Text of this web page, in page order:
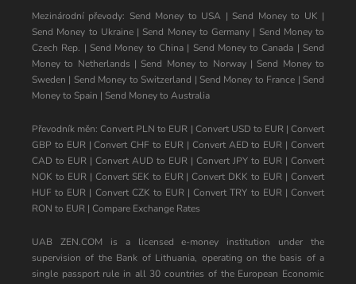
Mezinárodní převody: Send Money to USA | Send Money to UK |
Send Money to Ukraine| Send Money to Germany | Send Money to
Czech Rep. | Send Money to China| Send Money to Canada | Send
Money to Netherlands | Send Money to Norway| Send Money to
Sweden | Send Money to Switzerland | Send Money to France | Send
Money to Spain | Send Money to Australia
Převodník měn:Convert PLN to EUR | Convert USD to EUR|Convert
GBP to EUR|Convert CHF to EUR | Convert AED to EUR |Convert
CAD to EUR | Convert AUD to EUR | Convert JPY to EUR | Convert
NOK to EUR| Convert SEK to EUR|Convert DKK to EUR |Convert
HUF to EUR | Convert CZK to EUR |Convert TRY to EUR|Convert
RON to EUR | Compare Exchange Rates
UAB ZEN.COM is a licensed e-money institution under the
supervision of the Bank of Lithuania, operating on the basis of a
single passport rule in all 30 countries of the European Economic